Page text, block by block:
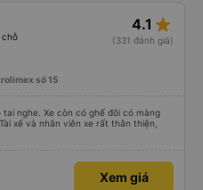
chỗ
4.1 star_rate
(331 đánh giá)
số 15
nghe. Xe còn có ghế đôi có màng
xế và nhân viên xe rất thân thiện,
Xem giá